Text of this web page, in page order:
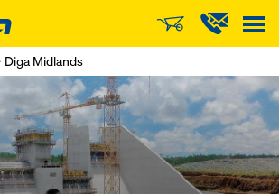
Diga Midlands